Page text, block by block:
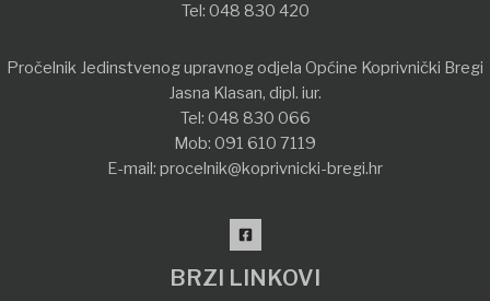
Tel: 048 830 420
Pročelnik Jedinstvenog upravnog odjela Općine Koprivnički Bregi
Jasna Klasan, dipl. iur.
Tel: 048 830 066
Mob: 091 610 7119
E-mail: procelnik@koprivnicki-bregi.hr
BRZI LINKOVI